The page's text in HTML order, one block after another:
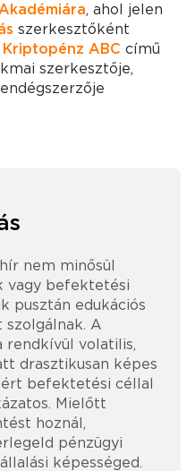
, ahol jelen
szerkesztőként
Kriptopénz ABC című
szerkesztője,
nem minősül
vagy befektetési
pusztán edukációs
A
volatilis,
drasztikusan képes
befektetési céllal
Mielőtt
hoznál,
pénzügyi
képességed.